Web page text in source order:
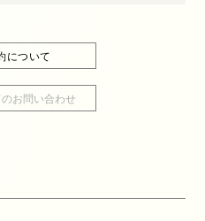
について
お問い合わせ